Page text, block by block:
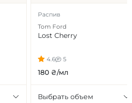
Распив
Tom Ford
Lost Cherry
4.6 5
180 ₴/мл
Выбрать объем